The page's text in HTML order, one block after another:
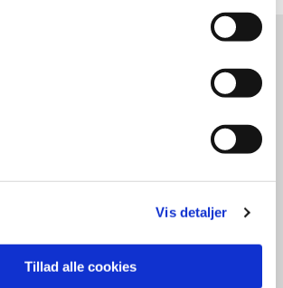
Vis detaljer
Tillad alle cookies